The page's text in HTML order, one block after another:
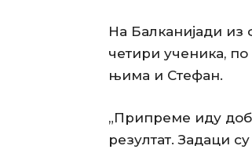
На Балканијади из
четири ученика,
њима и Стефан.
„Припреме иду
резултат. Задаци